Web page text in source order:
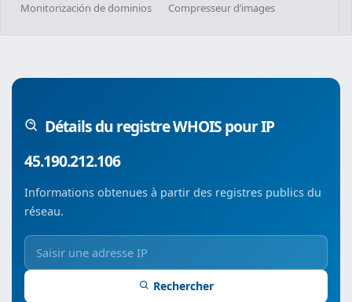
Monitorización de dominios Compresseur d’images
Détails du registre WHOIS pour IP
45.190.212.106
Informations obtenues à partir des registres publics du
réseau.
Rechercher